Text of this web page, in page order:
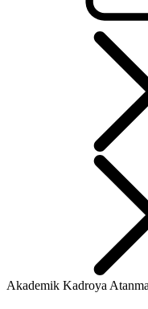
Akademik Kadroya